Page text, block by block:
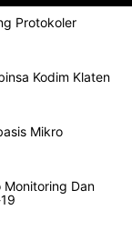
Protokoler
Kodim Klaten
Mikro
Monitoring Dan